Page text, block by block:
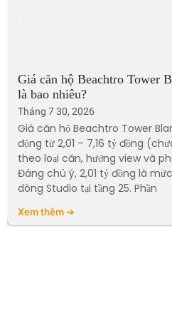
Giá căn hộ Beachtro Tower
là bao nhiêu?
Tháng 7 30, 2026
Giá căn hộ Beachtro Tower
động từ 2,01 – 7,16 tỷ đồng
theo loại căn, hướng view và
Đáng chú ý, 2,01 tỷ đồng là
dòng Studio tại tầng 25. Phần
Xem thêm ➔